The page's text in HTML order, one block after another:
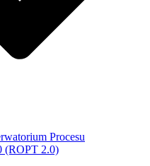
Procesu
(ROPT 2.0)